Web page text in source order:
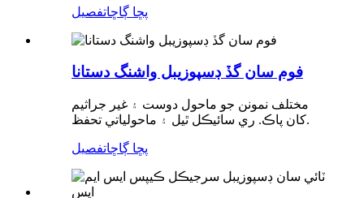
پڇا ڳاڇاتفصيل
فوم سان گڏ ڊسپوزيبل واشنگ دستانا
مختلف نمونن جو ماحول دوست ۽ غير جراثيم
کان پاڪ. ري سائيڪل ٿيل ۽ ماحولياتي تحفظ.
پڇا ڳاڇاتفصيل